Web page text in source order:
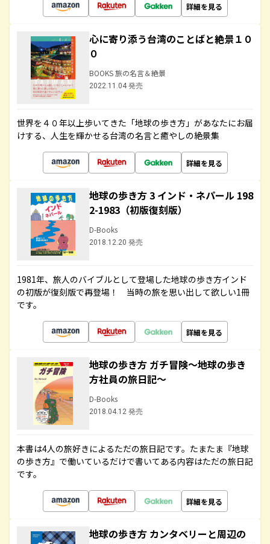
詳細を見る
心に寄り添う台湾のことばと絶景１０
０
BOOKS 旅の名言＆絶景
2022.11.04 発売
世界を４０年以上歩いてきた「地球の歩き方」があなたにお届
けする、人生を輝かせる台湾の名言と癒やしの絶景集
詳細を見る
地球の歩き方 3 インド・ネパール 198
2-1983（初版復刻版）
D-Books
2018.12.20 発売
1981年、旅人のバイブルとして登場した地球の歩き方インド
の初版が復刻版で再登場！ 当時の旅を思い出して欲しい1冊
です。
詳細を見る
地球の歩き方 ガチ冒険～地球の歩き
方社員の旅日記～
D-Books
2018.04.12 発売
本書は4人の旅好きによるただの旅日記です。たまたま『地球
の歩き方』で働いているだけで書いてある内容はただの旅日記
です。
詳細を見る
地球の歩き方 カンタベリーと周辺の